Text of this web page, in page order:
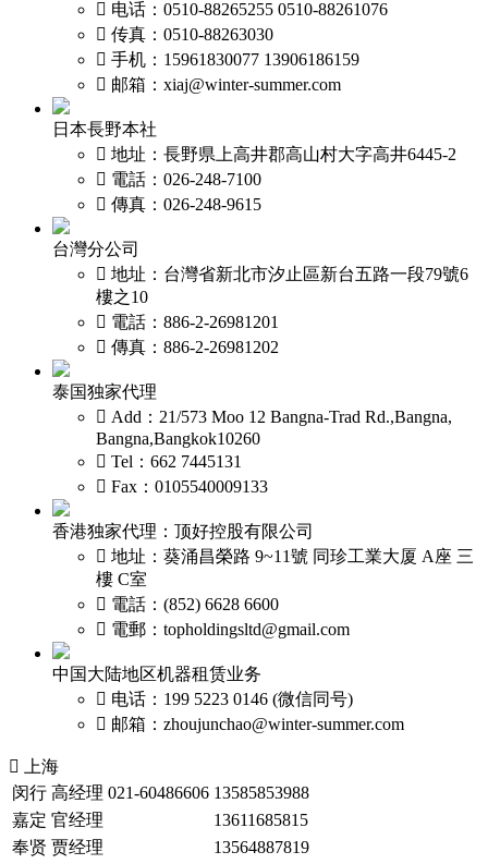
 电话：0510-88265255 0510-88261076
 传真：0510-88263030
 手机：15961830077 13906186159
 邮箱：xiaj@winter-summer.com
日本長野本社
 地址：長野県上高井郡高山村大字高井6445-2
 電話：026-248-7100
 傳真：026-248-9615
台灣分公司
 地址：台灣省新北市汐止區新台五路一段79號6
樓之10
 電話：886-2-26981201
 傳真：886-2-26981202
泰国独家代理
 Add：21/573 Moo 12 Bangna-Trad Rd.,Bangna,
Bangna,Bangkok10260
 Tel：662 7445131
 Fax：0105540009133
香港独家代理：顶好控股有限公司
 地址：葵涌昌榮路 9~11號 同珍工業大厦 A座 三
樓 C室
 電話：(852) 6628 6600
 電郵：topholdingsltd@gmail.com
中国大陆地区机器租赁业务
 电话：199 5223 0146 (微信同号)
 邮箱：zhoujunchao@winter-summer.com

上海
闵行 高经理 021-60486606 13585853988
嘉定 官经理
13611685815
奉贤 贾经理
13564887819